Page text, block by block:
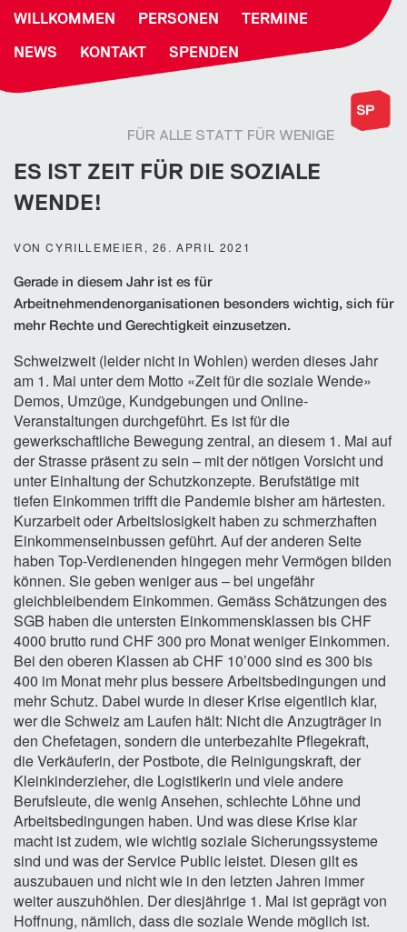
WILLKOMMEN PERSONEN TERMINE
NEWS KONTAKT SPENDEN
FÜR ALLE STATT FÜR WENIGE
ES IST ZEIT FÜR DIE SOZIALE
WENDE!
VON CYRILLEMEIER, 26. APRIL 2021
Gerade in diesem Jahr ist es für
Arbeitnehmendenorganisationen besonders wichtig, sich für
mehr Rechte und Gerechtigkeit einzusetzen.
Schweizweit (leider nicht in Wohlen) werden dieses Jahr
am 1. Mai unter dem Motto «Zeit für die soziale Wende»
Demos, Umzüge, Kundgebungen und Online-
Veranstaltungen durchgeführt. Es ist für die
gewerkschaftliche Bewegung zentral, an diesem 1. Mai auf
der Strasse präsent zu sein – mit der nötigen Vorsicht und
unter Einhaltung der Schutzkonzepte. Berufstätige mit
tiefen Einkommen trifft die Pandemie bisher am härtesten.
Kurzarbeit oder Arbeitslosigkeit haben zu schmerzhaften
Einkommenseinbussen geführt. Auf der anderen Seite
haben Top-​Verdienenden hingegen mehr Vermögen bilden
können. Sie geben weniger aus – bei ungefähr
gleichbleibendem Einkommen. Gemäss Schätzungen des
SGB haben die untersten Einkommensklassen bis CHF
4000 brutto rund CHF 300 pro Monat weniger Einkommen.
Bei den oberen Klassen ab CHF 10’000 sind es 300 bis
400 im Monat mehr plus bessere Arbeitsbedingungen und
mehr Schutz. Dabei wurde in dieser Krise eigentlich klar,
wer die Schweiz am Laufen hält: Nicht die Anzugträger in
den Chefetagen, sondern die unterbezahlte Pflegekraft,
die Verkäuferin, der Postbote, die Reinigungskraft, der
Kleinkinderzieher, die Logistikerin und viele andere
Berufsleute, die wenig Ansehen, schlechte Löhne und
Arbeitsbedingungen haben. Und was diese Krise klar
macht ist zudem, wie wichtig soziale Sicherungssysteme
sind und was der Service Public leistet. Diesen gilt es
auszubauen und nicht wie in den letzten Jahren immer
weiter auszuhöhlen. Der diesjährige 1. Mai ist geprägt von
Hoffnung, nämlich, dass die soziale Wende möglich ist.